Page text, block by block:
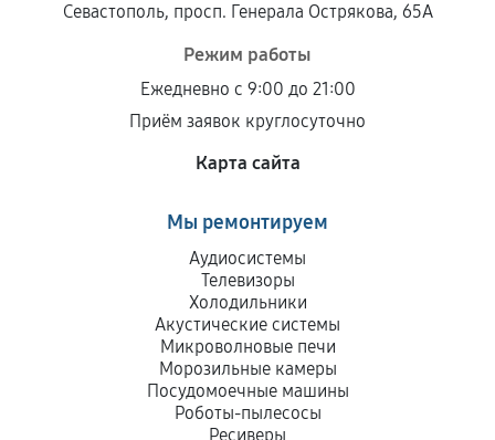
Севастополь, просп. Генерала Острякова, 65А
Режим работы
Ежедневно с 9:00 до 21:00
Приём заявок круглосуточно
Карта сайта
Мы ремонтируем
Аудиосистемы
Телевизоры
Холодильники
Акустические системы
Микроволновые печи
Морозильные камеры
Посудомоечные машины
Роботы-пылесосы
Ресиверы